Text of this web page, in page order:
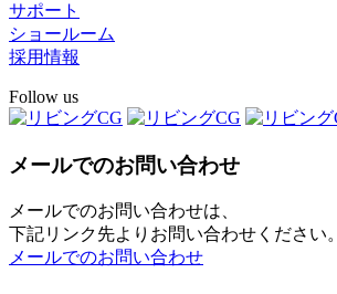
サポート
ショールーム
採用情報
Follow us
メールでのお問い合わせ
メールでのお問い合わせは、
下記リンク先よりお問い合わせください。
メールでのお問い合わせ